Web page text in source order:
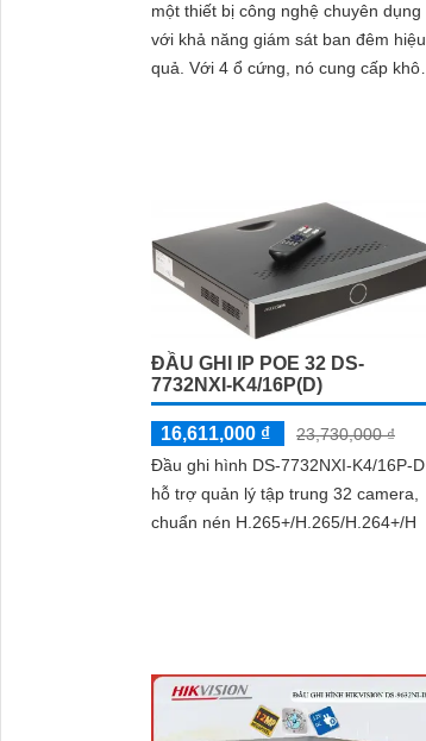
một thiết bị công nghệ chuyên dụng
với khả năng giám sát ban đêm hiệu
quả. Với 4 ổ cứng, nó cung cấp không
ĐẦU GHI IP POE 32 DS-
7732NXI-K4/16P(D)
16,611,000 ₫
23,730,000 ₫
Đầu ghi hình DS-7732NXI-K4/16P-D
hỗ trợ quản lý tập trung 32 camera,
chuẩn nén H.265+/H.265/H.264+/H